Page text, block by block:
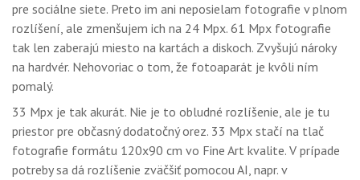
pre sociálne siete. Preto im ani neposielam fotografie v plnom
rozlíšení, ale zmenšujem ich na 24 Mpx. 61 Mpx fotografie
tak len zaberajú miesto na kartách a diskoch. Zvyšujú nároky
na hardvér. Nehovoriac o tom, že fotoaparát je kvôli ním
pomalý.
33 Mpx je tak akurát. Nie je to obludné rozlíšenie, ale je tu
priestor pre občasný dodatočný orez. 33 Mpx stačí na tlač
fotografie formátu 120x90 cm vo Fine Art kvalite. V prípade
potreby sa dá rozlíšenie zväčšiť pomocou AI, napr. v